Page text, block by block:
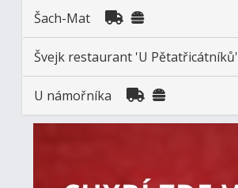
Šach-Mat
Švejk restaurant 'U Pětatřicátníků'
U námořníka